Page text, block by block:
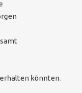
könnten.